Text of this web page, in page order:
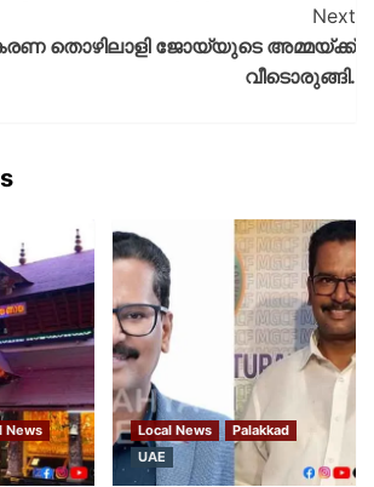
Next
തൊഴിലാളി ജോയ്‌യുടെ അമ്മയ്ക്ക്
വീടൊരുങ്ങി.
News
Local News
Palakkad
UAE